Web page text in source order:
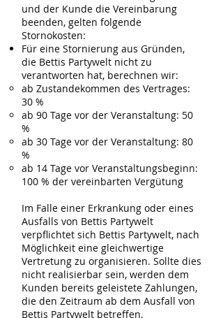
und der Kunde die Vereinbarung
beenden, gelten folgende
Stornokosten:
Für eine Stornierung aus Gründen,
die Bettis Partywelt nicht zu
verantworten hat, berechnen wir:
ab Zustandekommen des Vertrages:
30 %
ab 90 Tage vor der Veranstaltung: 50
%
ab 30 Tage vor der Veranstaltung: 80
%
ab 14 Tage vor Veranstaltungsbeginn:
100 % der vereinbarten Vergütung
Im Falle einer Erkrankung oder eines
Ausfalls von Bettis Partywelt
verpflichtet sich Bettis Partywelt, nach
Möglichkeit eine gleichwertige
Vertretung zu organisieren. Sollte dies
nicht realisierbar sein, werden dem
Kunden bereits geleistete Zahlungen,
die den Zeitraum ab dem Ausfall von
Bettis Partywelt betreffen,